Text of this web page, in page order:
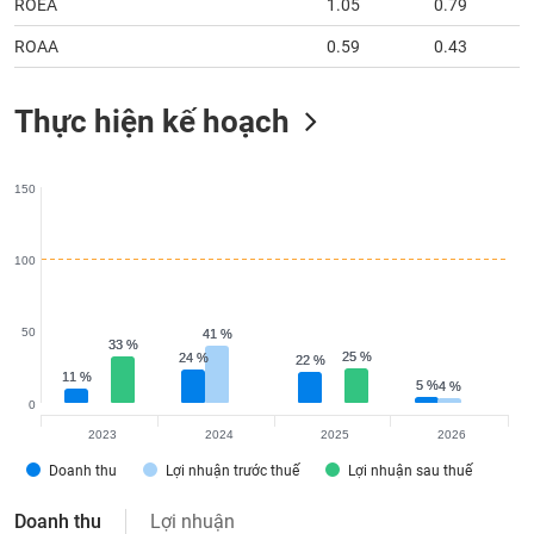
ROEA 1.05 0.79
ROAA 0.59 0.43
Thực hiện kế hoạch
11 %
11 %
24 %
24 % 22 %
22 %
5 %
5 %
41 %
41 %
4 %
4 %
33 %
33 %
25 %
25 %
Doanh thu Lợi nhuận trước thuế Lợi nhuận sau thuế
0
50
100
150
2023 2024 2025 2026
Doanh thu Lợi nhuận